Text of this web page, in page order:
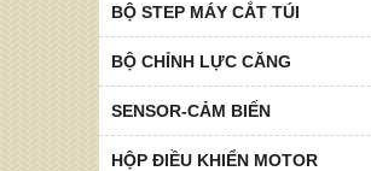
BỘ STEP MÁY CẮT TÚI
BỘ CHỈNH LỰC CĂNG
SENSOR-CẢM BIẾN
HỘP ĐIỀU KHIỂN MOTOR